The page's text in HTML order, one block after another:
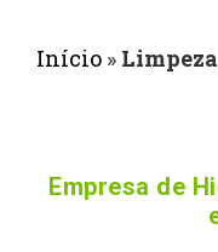
Início »
Empresa de